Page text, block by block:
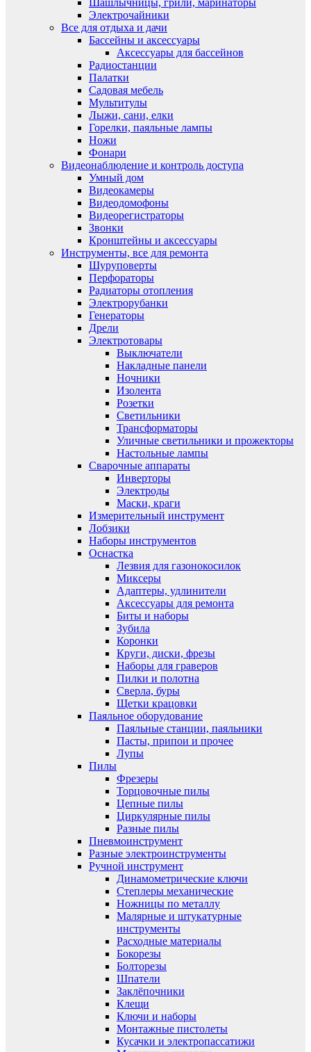
Шашлычницы, грили, маринаторы
Электрочайники
Все для отдыха и дачи
Бассейны и аксессуары
Аксессуары для бассейнов
Радиостанции
Палатки
Садовая мебель
Мультитулы
Лыжи, сани, елки
Горелки, паяльные лампы
Ножи
Фонари
Видеонаблюдение и контроль доступа
Умный дом
Видеокамеры
Видеодомофоны
Видеорегистраторы
Звонки
Кронштейны и аксессуары
Инструменты, все для ремонта
Шуруповерты
Перфораторы
Радиаторы отопления
Электрорубанки
Генераторы
Дрели
Электротовары
Выключатели
Накладные панели
Ночники
Изолента
Розетки
Светильники
Трансформаторы
Уличные светильники и прожекторы
Настольные лампы
Сварочные аппараты
Инверторы
Электроды
Маски, краги
Измерительный инструмент
Лобзики
Наборы инструментов
Оснастка
Лезвия для газонокосилок
Миксеры
Адаптеры, удлинители
Аксессуары для ремонта
Биты и наборы
Зубила
Коронки
Круги, диски, фрезы
Наборы для граверов
Пилки и полотна
Сверла, буры
Щетки крацовки
Паяльное оборудование
Паяльные станции, паяльники
Пасты, припои и прочее
Лупы
Пилы
Фрезеры
Торцовочные пилы
Цепные пилы
Циркулярные пилы
Разные пилы
Пневмоинструмент
Разные электроинструменты
Ручной инструмент
Динамометрические ключи
Степлеры механические
Ножницы по металлу
Малярные и штукатурные
инструменты
Расходные материалы
Бокорезы
Болторезы
Шпатели
Заклёпочники
Клещи
Ключи и наборы
Монтажные пистолеты
Кусачки и электропассатижи